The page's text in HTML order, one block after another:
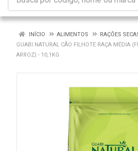
INÍCIO ALIMENTOS
RAÇÕES
GUABI NATURAL CÃO FILHOTE RAÇA MÉDIA
ARROZ) - 10,1KG